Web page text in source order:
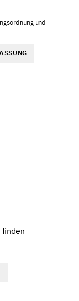
und
finden